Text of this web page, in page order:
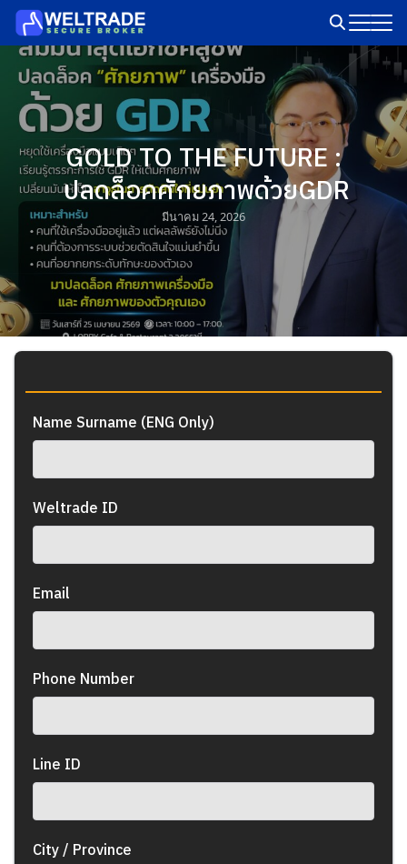
Skip
content
Search
for:
GOLD TO THE FUTURE :
ปลดล็อคศักยภาพด้วยGDR
มีนาคม 24, 2026
Name Surname (ENG Only)
Weltrade ID
Email
Phone Number
Line ID
City / Province